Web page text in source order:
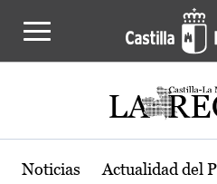
Actualidad de la
Noticias Actualidad del